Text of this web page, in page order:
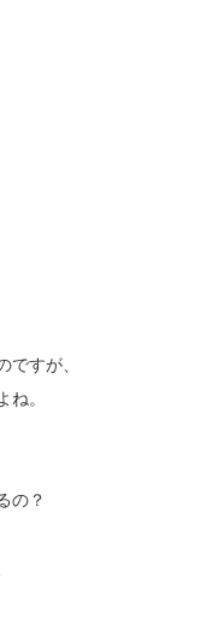
すが、
ね。
の？